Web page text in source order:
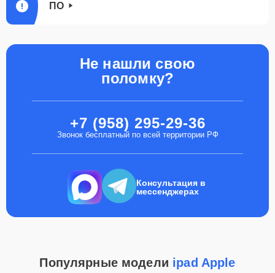
ПО
Не нашли свою
поломку?
+7 (958) 295-29-36
Звонок бесплатный по всей территории РФ
Консультация в
мессенджерах
Популярные модели ipad Apple